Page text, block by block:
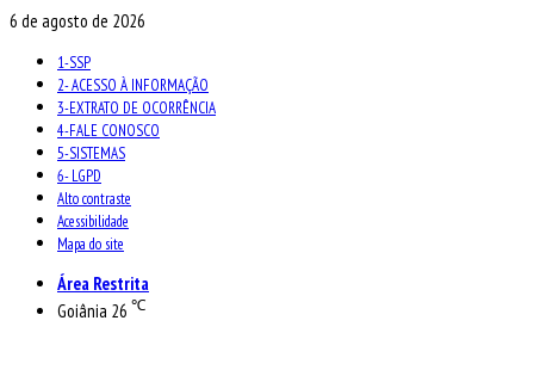
6 de agosto de 2026
1-SSP
2- ACESSO À INFORMAÇÃO
3-EXTRATO DE OCORRÊNCIA
4-FALE CONOSCO
5-SISTEMAS
6- LGPD
Alto contraste
Acessibilidade
Mapa do site
Área Restrita
Goiânia 26 ℃